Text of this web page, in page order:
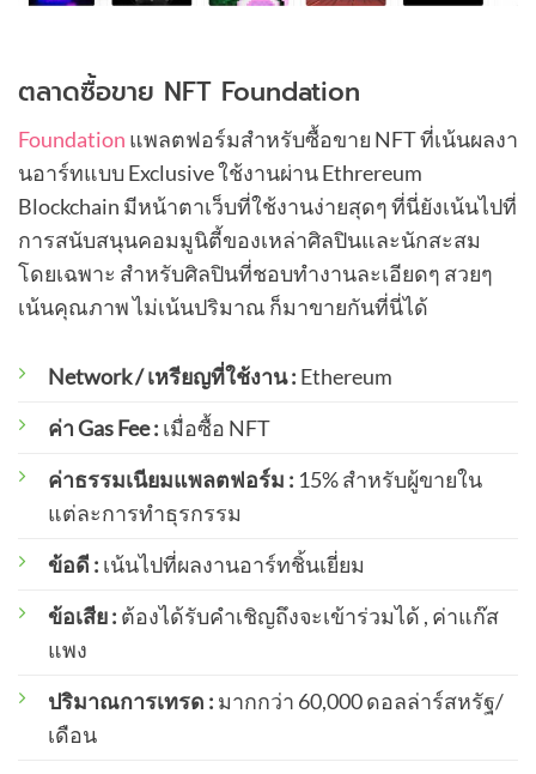
ตลาดซื้อขาย NFT Foundation
Foundation แพลตฟอร์มสำหรับซื้อขาย NFT ที่เน้นผลงา
นอาร์ทแบบ Exclusive ใช้งานผ่าน Ethrereum
Blockchain มีหน้าตาเว็บที่ใช้งานง่ายสุดๆ ที่นี่ยังเน้นไปที่
การสนับสนุนคอมมูนิตี้ของเหล่าศิลปินและนักสะสม
โดยเฉพาะ สำหรับศิลปินที่ชอบทำงานละเอียดๆ สวยๆ
เน้นคุณภาพ ไม่เน้นปริมาณ ก็มาขายกันที่นี่ได้
Network / เหรียญที่ใช้งาน : Ethereum
ค่า Gas Fee : เมื่อซื้อ NFT
ค่าธรรมเนียมแพลตฟอร์ม : 15% สำหรับผู้ขายใน
แต่ละการทำธุรกรรม
ข้อดี : เน้นไปที่ผลงานอาร์ทชิ้นเยี่ยม
ข้อเสีย : ต้องได้รับคำเชิญถึงจะเข้าร่วมได้ , ค่าแก๊ส
แพง
ปริมาณการเทรด : มากกว่า 60,000 ดอลล่าร์สหรัฐ/
เดือน